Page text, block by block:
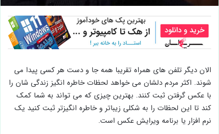
الان دیگر تلفن های همراه تقریبا همه جا و دست هر کسی پیدا می
شوند. اکثر مردم دلشان می خواهد لحظات خاطره انگیز زندگی شان را
با عکس گرفتن ثبت کنند. بهترین چیزی که می تواند به شما کمک
کند تا این لحظات را به شکلی زیباتر و خاطره انگیزتر ثبت کنید یک
نرم افزار یا برنامه ویرایش عکس است.